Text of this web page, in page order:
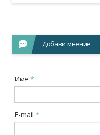
Добави мнение
Име *
E-mail *